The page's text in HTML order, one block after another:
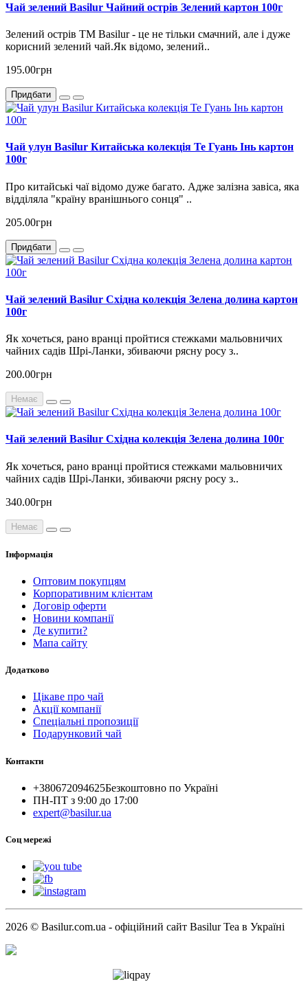
Чай зелений Basilur Чайний острів Зелений картон 100г
Зелений острів ТМ Basilur - це не тільки смачний, але і дуже
корисний зелений чай.Як відомо, зелений..
195.00грн
Придбати
Чай улун Basilur Китайська колекція Те Гуань Інь картон
100г
Про китайські чаї відомо дуже багато. Адже залізна завіса, яка
відділяла "країну вранішнього сонця" ..
205.00грн
Придбати
Чай зелений Basilur Східна колекція Зелена долина картон
100г
Як хочеться, рано вранці пройтися стежками мальовничих
чайних садів Шрі-Ланки, збиваючи рясну росу з..
200.00грн
Немає
Чай зелений Basilur Східна колекція Зелена долина 100г
Як хочеться, рано вранці пройтися стежками мальовничих
чайних садів Шрі-Ланки, збиваючи рясну росу з..
340.00грн
Немає
Інформація
Оптовим покупцям
Корпоративним клієнтам
Договір оферти
Новини компанії
Де купити?
Мапа сайту
Додатково
Цікаве про чай
Акції компанії
Спеціальні пропозиції
Подарунковий чай
Контакти
+380672094625Безкоштовно по Україні
ПН-ПТ з 9:00 до 17:00
expert@basilur.ua
Cоц мережі
2026 © Basilur.com.ua - офіційний сайт Basilur Tea в Україні